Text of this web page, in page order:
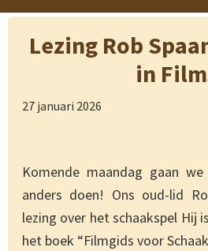
Lezing Rob
in
27 januari 2026
Komende maandag gaan
anders doen! Ons oud-lid
lezing over het schaakspel Hij
het boek “Filmgids voor